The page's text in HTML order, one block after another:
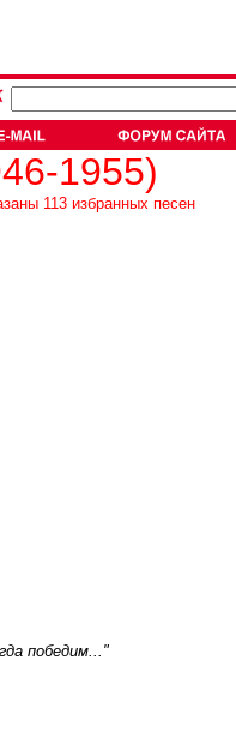
1955)
113 избранных песен
победим..."